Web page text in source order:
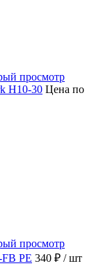
просмотр
H10-30 Цена по
просмотр
PE 340 ₽ / шт